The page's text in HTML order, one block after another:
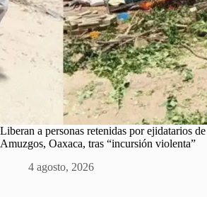
Liberan a personas retenidas por ejidatarios
Amuzgos, Oaxaca, tras “incursión violenta”
4 agosto, 2026